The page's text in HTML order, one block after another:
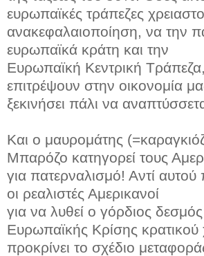
ευρωπαϊκές τράπεζες
ανακεφαλαιοποίηση, να την
ευρωπαϊκά κράτη και την
Ευρωπαϊκή Κεντρική
επιτρέψουν στην οικονομία
ξεκινήσει πάλι να
Και ο μαυρομάτης
Μπαρόζο κατηγορεί τους
για πατερναλισμό! Αντί αυτού
οι ρεαλιστές Αμερικανοί
για να λυθεί ο γόρδιος
Ευρωπαϊκής Κρίσης κρατικού
προκρίνει το σχέδιο